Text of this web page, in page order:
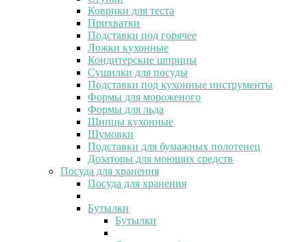
Коврики для теста
Прихватки
Подставки под горячее
Ложки кухонные
Кондитерские шприцы
Сушилки для посуды
Подставки под кухонные инструменты
Формы для мороженого
Формы для льда
Щипцы кухонные
Шумовки
Подставки для бумажных полотенец
Дозаторы для моющих средств
Посуда для хранения
Посуда для хранения
Бутылки
Бутылки